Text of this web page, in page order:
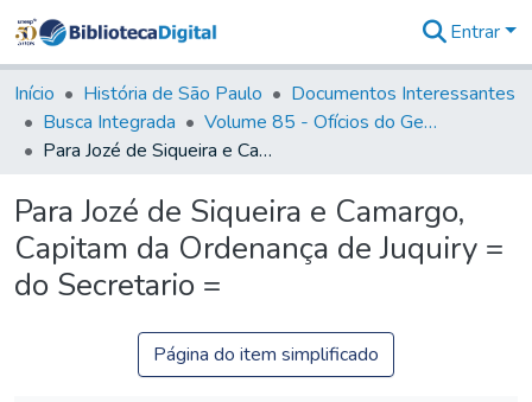
&
Coleções
Tudo na
Biblioteca
Estatísticas
Entrar
Início História de São Paulo
Documentos Interessantes
Busca Integrada
Volume 85 - Ofícios do General Francisco da Cunha Menezes (Governador da Capitania): 1782- 1786
Para Jozé de Siqueira e Camargo, Capitam da Ordenança de Juquiry = do Secretario =
Para Jozé de Siqueira e Camargo,
Capitam da Ordenança de Juquiry =
do Secretario =
Página do item simplificado